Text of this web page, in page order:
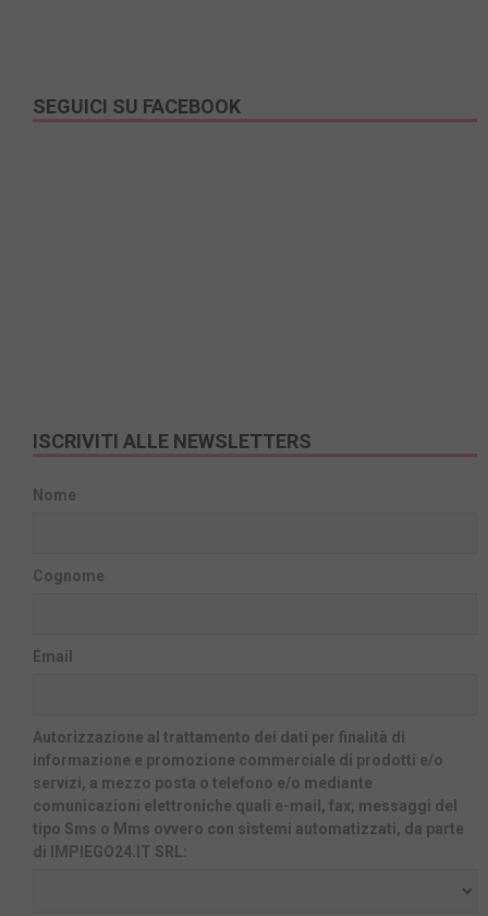
SEGUICI SU FACEBOOK
ISCRIVITI ALLE NEWSLETTERS
Nome
Cognome
Email
Autorizzazione al trattamento dei dati per finalità di
informazione e promozione commerciale di prodotti e/o
servizi, a mezzo posta o telefono e/o mediante
comunicazioni elettroniche quali e-mail, fax, messaggi del
tipo Sms o Mms ovvero con sistemi automatizzati, da parte
di IMPIEGO24.IT SRL: